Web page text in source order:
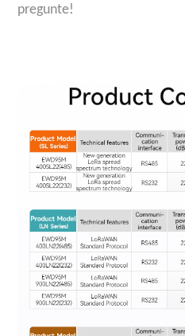
pregunte!